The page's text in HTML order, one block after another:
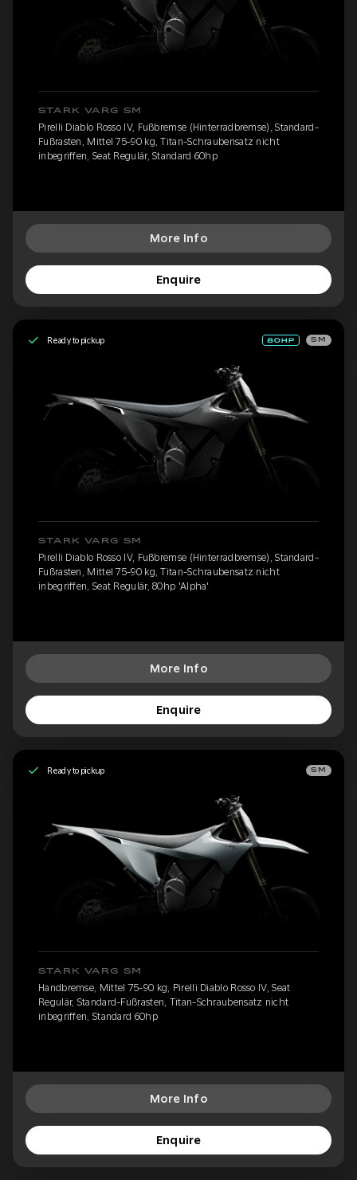
STARK VARG SM
Pirelli Diablo Rosso IV, Fußbremse (Hinterradbremse), Standard-
Fußrasten, Mittel 75-90 kg, Titan-Schraubensatz nicht
inbegriffen, Seat Regulär, Standard 60hp
More Info
Enquire
Ready to pickup SM
STARK VARG SM
Pirelli Diablo Rosso IV, Fußbremse (Hinterradbremse), Standard-
Fußrasten, Mittel 75-90 kg, Titan-Schraubensatz nicht
inbegriffen, Seat Regulär, 80hp 'Alpha'
More Info
Enquire
Ready to pickup SM
STARK VARG SM
Handbremse, Mittel 75-90 kg, Pirelli Diablo Rosso IV, Seat
Regulär, Standard-Fußrasten, Titan-Schraubensatz nicht
inbegriffen, Standard 60hp
More Info
Enquire